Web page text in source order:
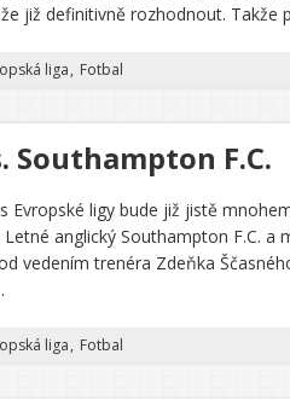
již definitivně rozhodnout. Takže
liga Fotbal
Southampton F.C.
Evropské ligy bude již jistě
anglický Southampton F.C. a
vedením trenéra Zdeňka
liga Fotbal